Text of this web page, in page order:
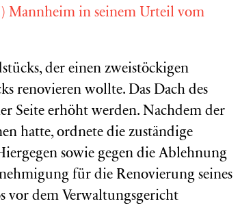
Mannheim in seinem Urteil vom
der einen zweistöckigen
renovieren wollte. Das Dach des
Seite erhöht werden. Nachdem der
hatte, ordnete die zuständige
sowie gegen die Ablehnung
für die Renovierung seines
vor dem Verwaltungsgericht